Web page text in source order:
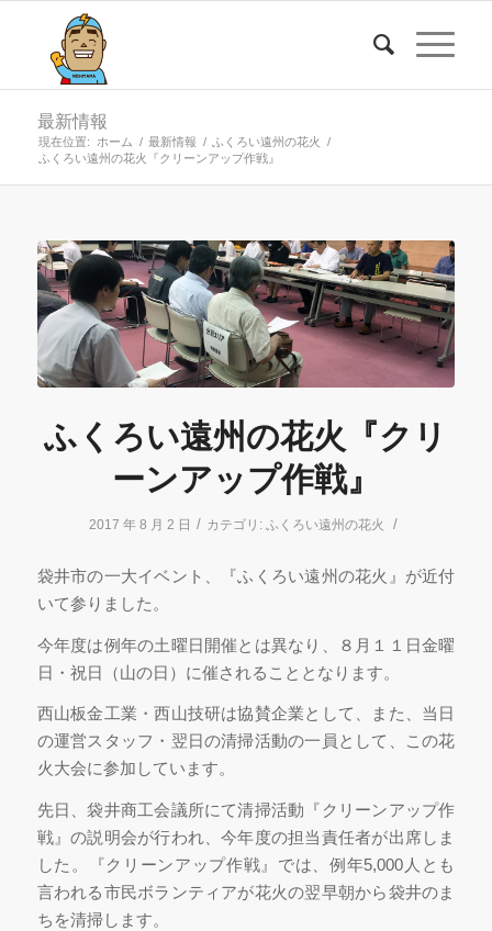
最新情報
現在位置: ホーム / 最新情報 / ふくろい遠州の花火
/
ふくろい遠州の花火『クリーンアップ作戦』
ふくろい遠州の花火『クリ
ーンアップ作戦』
2017 年 8 月 2 日 / カテゴリ: ふくろい遠州の花火 /
袋井市の一大イベント、『ふくろい遠州の花火』が近付
いて参りました。
今年度は例年の土曜日開催とは異なり、８月１１日金曜
日・祝日（山の日）に催されることとなります。
西山板金工業・西山技研は協賛企業として、また、当日
の運営スタッフ・翌日の清掃活動の一員として、この花
火大会に参加しています。
先日、袋井商工会議所にて清掃活動『クリーンアップ作
戦』の説明会が行われ、今年度の担当責任者が出席しま
した。『クリーンアップ作戦』では、例年5,000人とも
言われる市民ボランティアが花火の翌早朝から袋井のま
ちを清掃します。